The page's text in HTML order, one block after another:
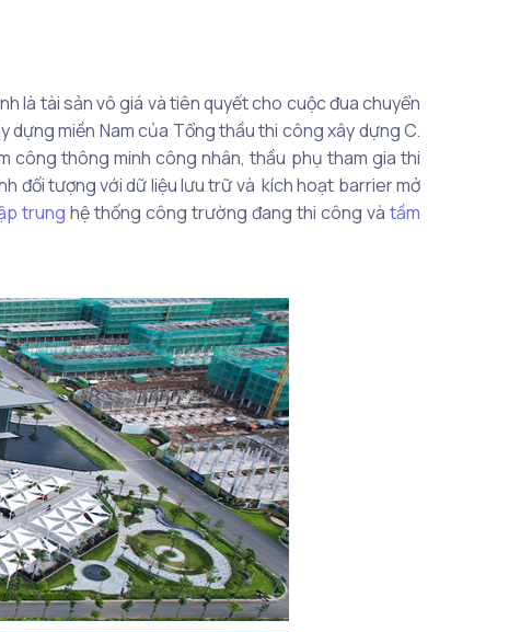
là tài sản vô giá và tiên quyết cho cuộc đua chuyển
miền Nam của Tổng thầu thi công xây dựng C.
công thông minh công nhân, thầu phụ tham gia thi
đối tượng với dữ liệu lưu trữ và kích hoạt barrier mở
trung hệ thống công trường đang thi công vàtầm